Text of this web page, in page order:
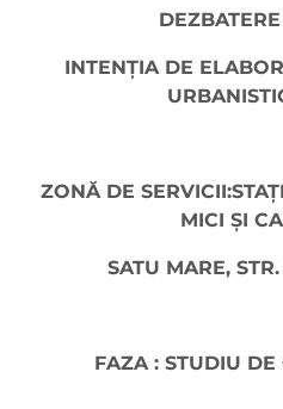
INTENȚIA DE
ZONĂ DE
MICI ȘI
SATU MARE,
FAZA : STUDIU DE